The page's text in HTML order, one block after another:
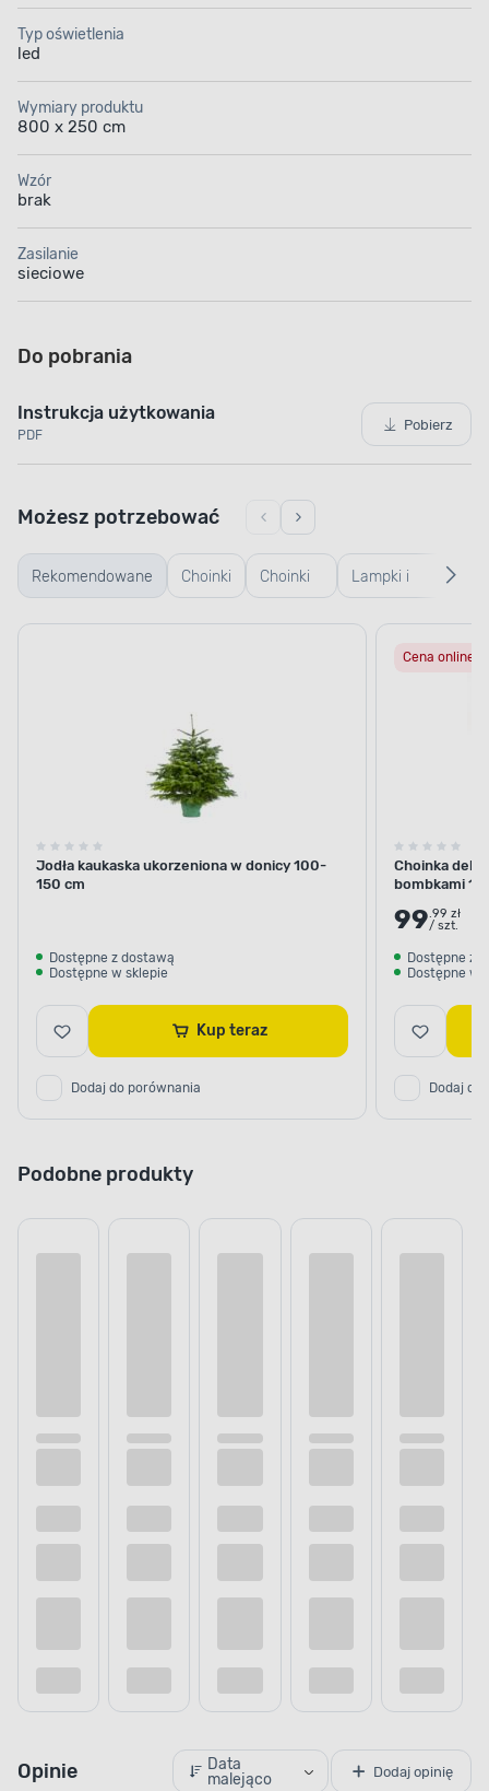
Typ oświetlenia
led
Wymiary produktu
800 x 250 cm
Wzór
brak
Zasilanie
sieciowe
Do pobrania
Instrukcja użytkowania
PDF
Pobierz
Rekomendowane Choinki
żywe
Choinki
sztuczne
Lampki i
girlandy
zewnętrzne
Możesz potrzebować
Jodła kaukaska ukorzeniona w donicy 100-
150 cm
Dostępne z dostawą
Dostępne w sklepie
Kup teraz
Dodaj do porównania
Cena online
Choinka
bombkami
99.99 zł
/ szt.
Dostępne z
Dostępne w
Dodaj do
Podobne produkty
Opinie
Data
malejąco
Dodaj opinię